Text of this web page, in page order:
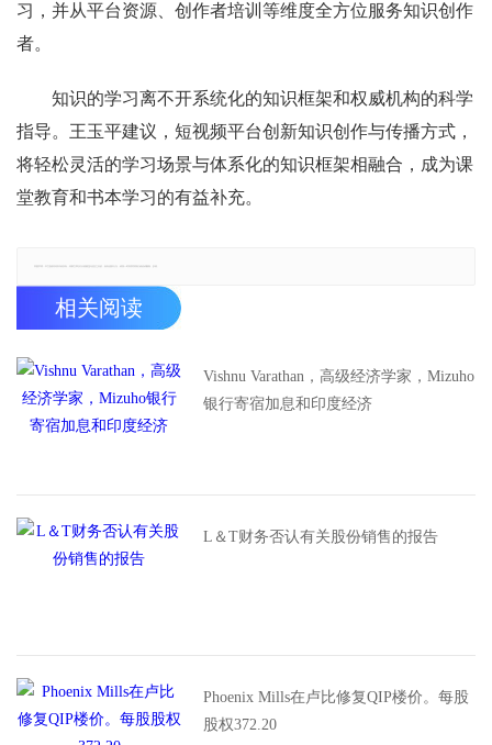
习，并从平台资源、创作者培训等维度全方位服务知识创作
者。
知识的学习离不开系统化的知识框架和权威机构的科学
指导。王玉平建议，短视频平台创新知识创作与传播方式，
将轻松灵活的学习场景与体系化的知识框架相融合，成为课
堂教育和书本学习的有益补充。
相关阅读
Vishnu Varathan，高级经济学家，Mizuho
银行寄宿加息和印度经济
L＆T财务否认有关股份销售的报告
Phoenix Mills在卢比修复QIP楼价。每股
股权372.20